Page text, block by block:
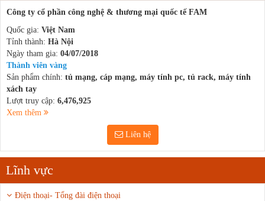
Công ty cổ phần công nghệ & thương mại quốc tế FAM
Quốc gia: Việt Nam
Tỉnh thành: Hà Nội
Ngày tham gia: 04/07/2018
Thành viên vàng
Sản phẩm chính: tủ mạng, cáp mạng, máy tính pc, tủ rack, máy tính
xách tay
Lượt truy cập: 6,476,925
Xem thêm
Liên hệ
Lĩnh vực
Điện thoại- Tổng đài điện thoại